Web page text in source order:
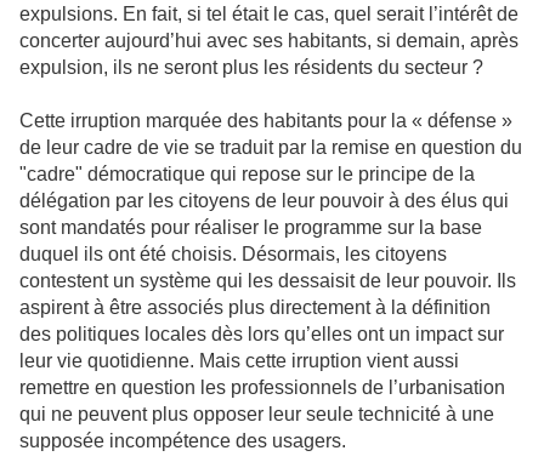
expulsions. En fait, si tel était le cas, quel serait l’intérêt de
concerter aujourd’hui avec ses habitants, si demain, après
expulsion, ils ne seront plus les résidents du secteur ?
Cette irruption marquée des habitants pour la « défense »
de leur cadre de vie se traduit par la remise en question du
"cadre" démocratique qui repose sur le principe de la
délégation par les citoyens de leur pouvoir à des élus qui
sont mandatés pour réaliser le programme sur la base
duquel ils ont été choisis. Désormais, les citoyens
contestent un système qui les dessaisit de leur pouvoir. Ils
aspirent à être associés plus directement à la définition
des politiques locales dès lors qu’elles ont un impact sur
leur vie quotidienne. Mais cette irruption vient aussi
remettre en question les professionnels de l’urbanisation
qui ne peuvent plus opposer leur seule technicité à une
supposée incompétence des usagers.